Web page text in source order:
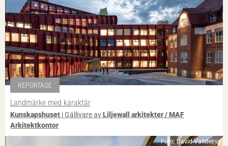
REPORTAGE
Landmärke med karaktär
Kunskapshuset i Gällivare avLiljewall arkitekter / MAF
Arkitektkontor
Foto: David Valldeby